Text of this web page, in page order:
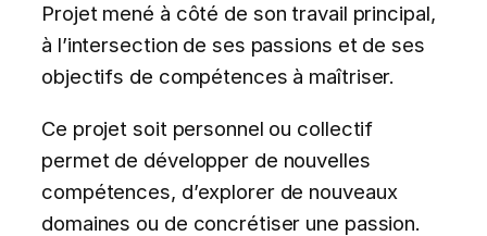
Projet mené à côté de son travail principal,
à l’intersection de ses passions et de ses
objectifs de compétences à maîtriser.
Ce projet soit personnel ou collectif
permet de développer de nouvelles
compétences, d’explorer de nouveaux
domaines ou de concrétiser une passion.